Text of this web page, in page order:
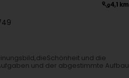
4,1 km
und die
und der abgestimmte Aufbau